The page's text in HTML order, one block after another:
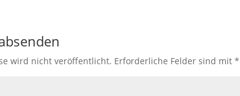
wird nicht veröffentlicht. Erforderliche Felder sind mit*